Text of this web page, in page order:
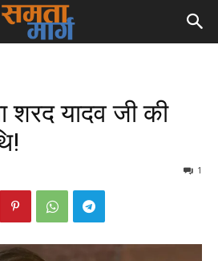
शरद यादव जी की
1